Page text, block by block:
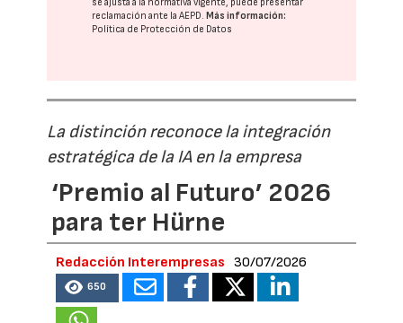
reclamación ante laAEPD. Más información:
Política de Protección de Datos
La distinción reconoce la integración
estratégica de la IA en la empresa
‘Premio al Futuro’ 2026
para ter Hürne
Redacción Interempresas 30/07/2026
650